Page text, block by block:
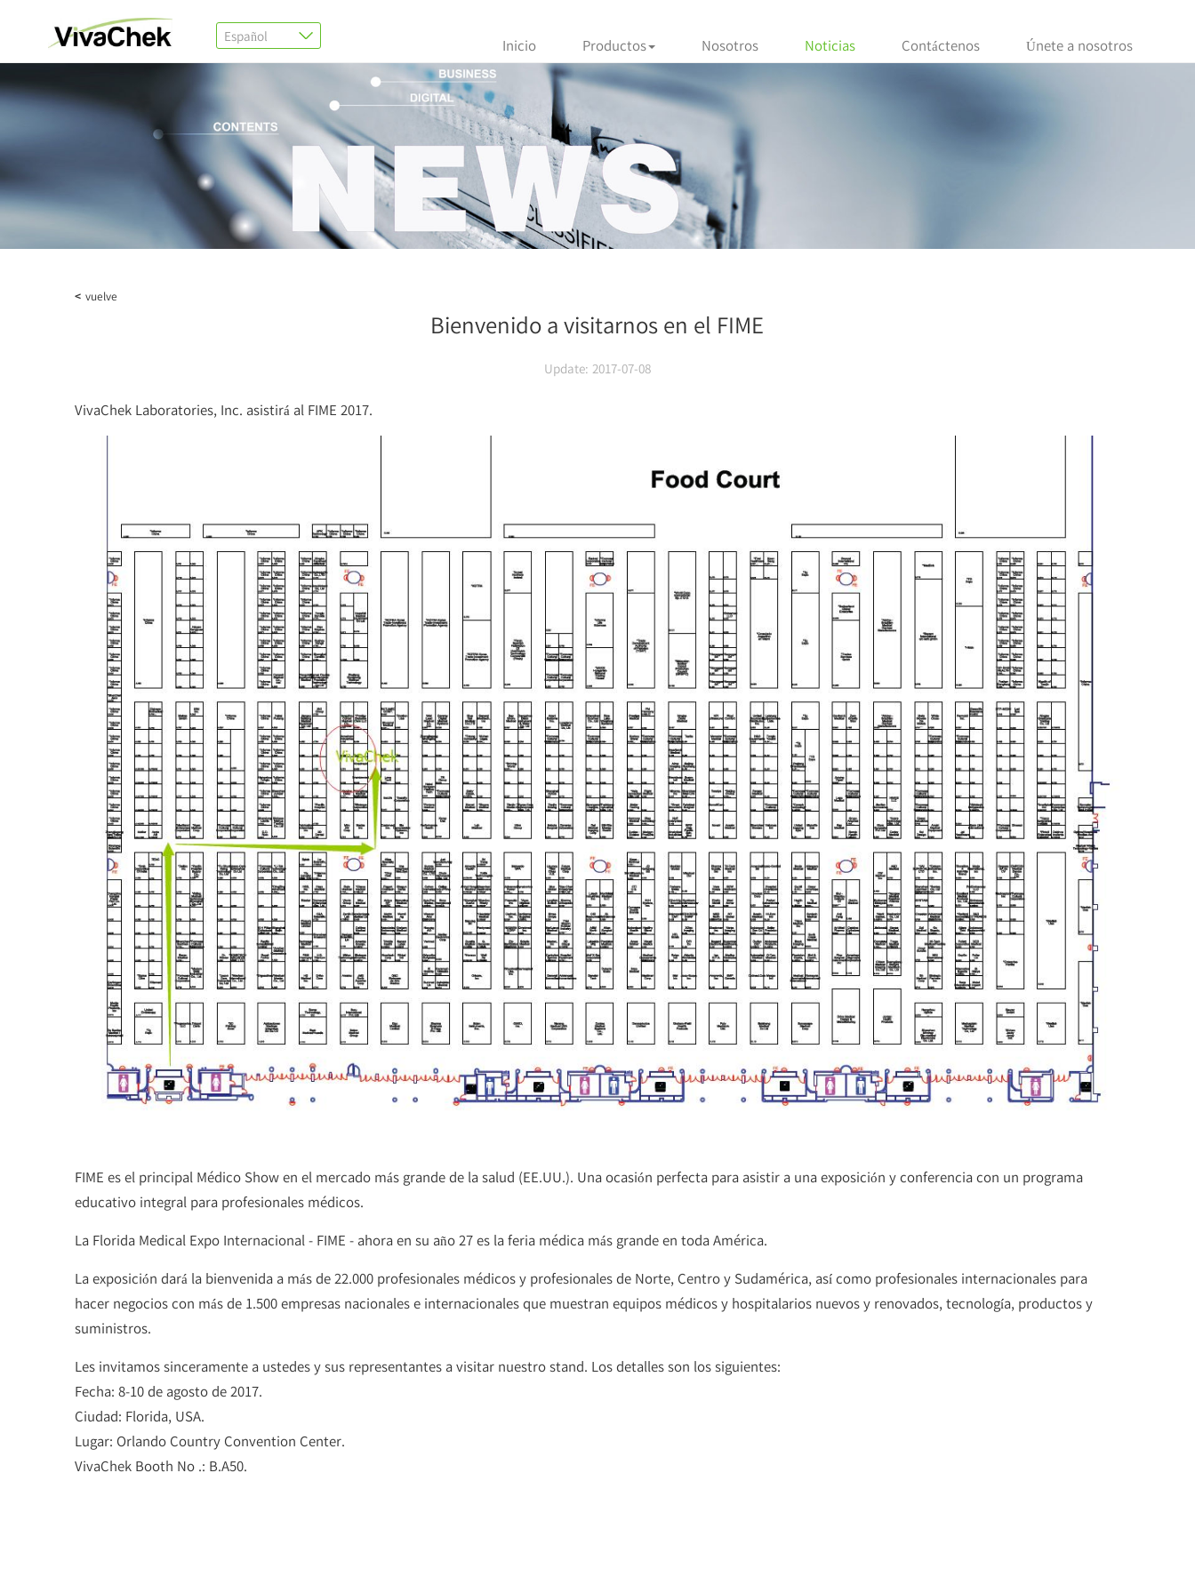
Español Inicio Productos Nosotros Noticias Contáctenos Únete a nosotros
< vuelve
Bienvenido a visitarnos en el FIME
Update: 2017-07-08
VivaChek Laboratories, Inc. asistirá al FIME 2017.
FIME es el principal Médico Show en el mercado más grande de la salud (EE.UU.). Una ocasión perfecta para asistir a una exposición y conferencia con un programa
educativo integral para profesionales médicos.
La Florida Medical Expo Internacional - FIME - ahora en su año 27 es la feria médica más grande en toda América.
La exposición dará la bienvenida a más de 22.000 profesionales médicos y profesionales de Norte, Centro y Sudamérica, así como profesionales internacionales para
hacer negocios con más de 1.500 empresas nacionales e internacionales que muestran equipos médicos y hospitalarios nuevos y renovados, tecnología, productos y
suministros.
Les invitamos sinceramente a ustedes y sus representantes a visitar nuestro stand. Los detalles son los siguientes:
Fecha: 8-10 de agosto de 2017.
Ciudad: Florida, USA.
Lugar: Orlando Country Convention Center.
VivaChek Booth No .: B.A50.